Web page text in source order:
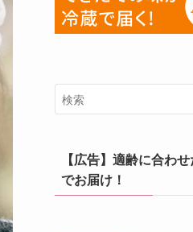
【広告】適齢に合わ
でお届け！